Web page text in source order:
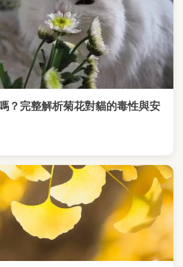
？完整解析菊花對貓的毒性與安